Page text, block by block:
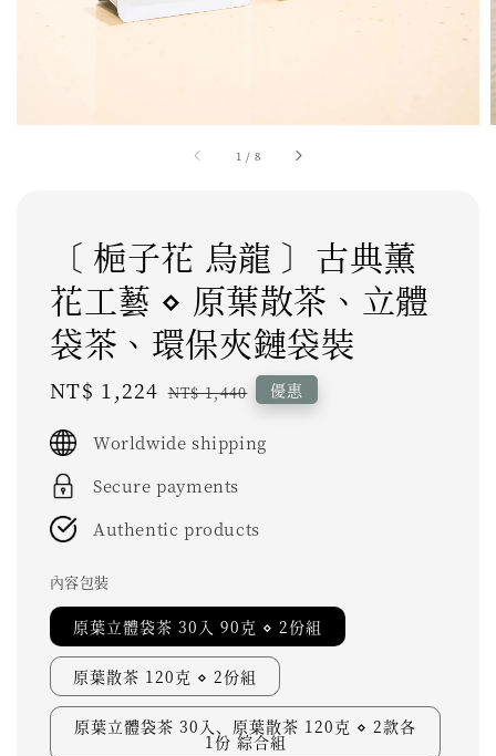
1 / 8
〔 梔子花 烏龍 〕古典薰
花工藝 ⋄ 原葉散茶、立體
袋茶、環保夾鏈袋裝
Sale
NT$ 1,224 Regular
NT$ 1,440 優惠
Worldwide shipping
Secure payments
Authentic products
內容包裝
原葉立體袋茶 30入 90克 ⋄ 2份組
原葉散茶 120克 ⋄ 2份組
原葉立體袋茶 30入、原葉散茶 120克 ⋄ 2款各
1份 綜合組